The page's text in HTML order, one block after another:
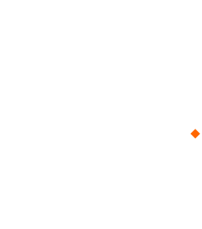
◆